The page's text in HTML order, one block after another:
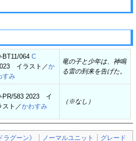
BT11/064 C
イラスト／か
すみ
竜の子と少年は、神鳴
る雷の到来を告げた。
PR/583 2023 イ
スト／かわすみ
（※なし）
ラグーン》 ノーマルユニット
グレード